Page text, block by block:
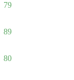
79
89
80